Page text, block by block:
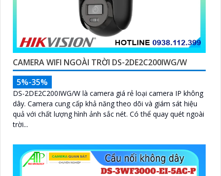
CAMERA WIFI NGOÀI TRỜI DS-2DE2C200IWG/W
5%-35%
DS-2DE2C200IWG/W là camera giá rẻ loại camera IP không
dây. Camera cung cấp khả năng theo dõi và giám sát hiệu
quả với chất lượng hình ảnh sắc nét. Có thể quay quét ngoài
trời...